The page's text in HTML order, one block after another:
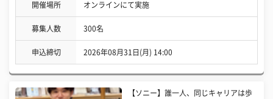
開催場所 オンラインにて実施
募集人数 300名
申込締切 2026年08月31日(月) 14:00
【ソニー】誰一人、同じキャリアは歩